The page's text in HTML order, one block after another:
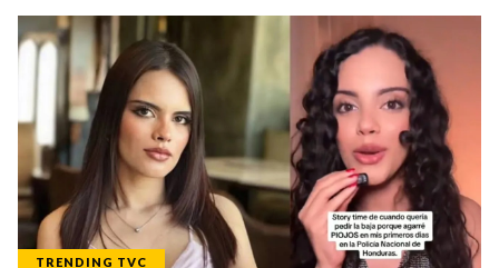
TRENDING TVC